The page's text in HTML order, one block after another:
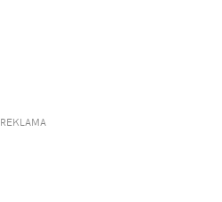
REKLAMA